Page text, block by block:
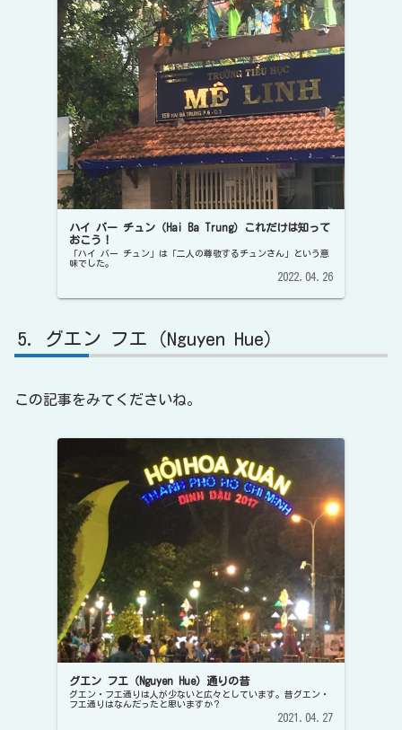
ハイ バー チュン（Hai Ba Trung）これだけは知って
おこう！
「ハイ バー チュン」は「二人の尊敬するチュンさん」という意
味でした。
2022.04.26
グエン フエ（Nguyen Hue）
この記事をみてくださいね。
グエン フエ（Nguyen Hue）通りの昔
グエン・フエ通りは人が少ないと広々としています。昔グエン・
フエ通りはなんだったと思いますか？
2021.04.27